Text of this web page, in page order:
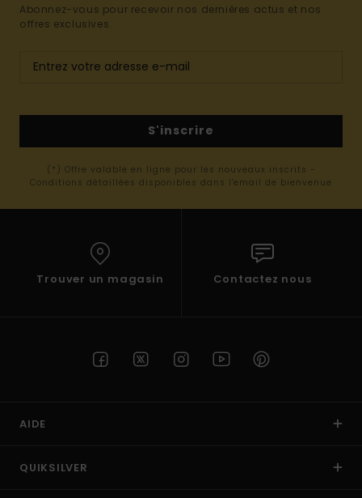
Abonnez-vous pour recevoir nos dernières actus et nos
offres exclusives.
S'inscrire
(*) Offre valable en ligne pour les nouveaux inscrits -
Conditions détaillées disponibles dans l'email de bienvenue
Trouver un magasin Contactez nous
AIDE
QUIKSILVER